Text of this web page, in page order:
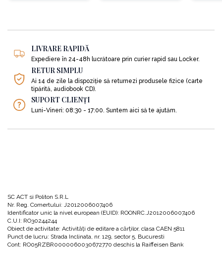
LIVRARE RAPIDĂ
Expediere în 24-48h lucrătoare prin curier rapid sau Locker.
RETUR SIMPLU
Ai 14 de zile la dispoziție să returnezi produsele fizice (carte
tipărită, audiobook CD).
SUPORT CLIENȚI
Luni-Vineri: 08:30 - 17:00. Suntem aici să te ajutăm.
SC ACT si Politon S.R.L
Nr. Reg. Comertului: J2012006007406
Identificator unic la nivel european (EUID): ROONRC.J2012006007406
C.U.I: RO30244244
Obiect de activitate: Activităţi de editare a cărţilor, clasa CAEN 5811
Punct de lucru: Strada Inclinata, nr. 129, sector 5, Bucuresti
Cont: RO05RZBR0000060030672770 deschis la Raiffeisen Bank